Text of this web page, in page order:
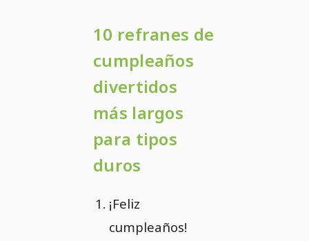
10 refranes de
cumpleaños
divertidos
más largos
para tipos
duros
¡Feliz
cumpleaños!